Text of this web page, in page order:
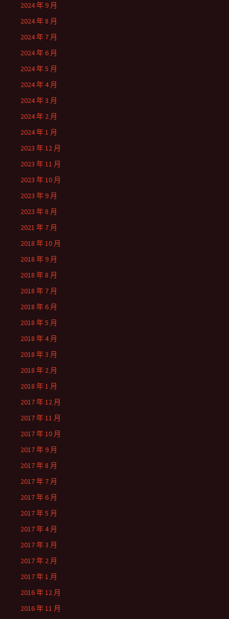
2024 年 9 月
2024 年 8 月
2024 年 7 月
2024 年 6 月
2024 年 5 月
2024 年 4 月
2024 年 3 月
2024 年 2 月
2024 年 1 月
2023 年 12 月
2023 年 11 月
2023 年 10 月
2023 年 9 月
2023 年 8 月
2021 年 7 月
2018 年 10 月
2018 年 9 月
2018 年 8 月
2018 年 7 月
2018 年 6 月
2018 年 5 月
2018 年 4 月
2018 年 3 月
2018 年 2 月
2018 年 1 月
2017 年 12 月
2017 年 11 月
2017 年 10 月
2017 年 9 月
2017 年 8 月
2017 年 7 月
2017 年 6 月
2017 年 5 月
2017 年 4 月
2017 年 3 月
2017 年 2 月
2017 年 1 月
2016 年 12 月
2016 年 11 月